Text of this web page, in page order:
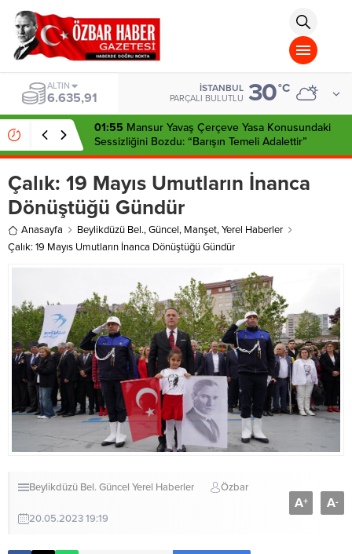
islami
chat
omegla
türk
sohbet
cinsel
sohbet
dini
chat
BIST
13.779,39
İSTANBUL
PARÇALI BULUTLU 30°C
01:55 Mansur Yavaş Çerçeve Yasa Konusundaki
Sessizliğini Bozdu: “Barışın Temeli Adalettir”
Çalık: 19 Mayıs Umutların İnanca
Dönüştüğü Gündür
Anasayfa Beylikdüzü Bel.,Güncel, Manşet,Yerel Haberler
Çalık: 19 Mayıs Umutların İnanca Dönüştüğü Gündür
Beylikdüzü Bel. Güncel Yerel Haberler Özbar
20.05.2023 19:19
A+ A-